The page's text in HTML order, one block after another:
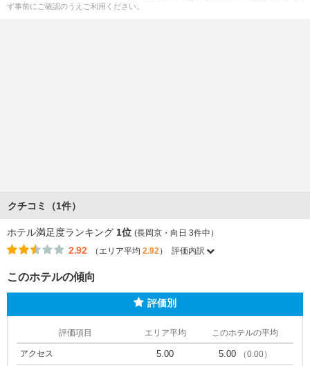
ず事前にご確認のうえご利用ください。
クチコミ（1件）
ホテル満足度ランキング 1位 (長岡京・向日 3件中）
2.92 （エリア平均 2.92） 評価内訳
このホテルの傾向
評価別
評価項目 エリア平均 このホテルの平均
アクセス 5.00 5.00 （0.00）